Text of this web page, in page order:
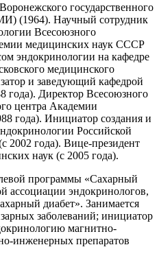
государственного
(1964). Научный сотрудник
Всесоюзного
медицинских наук СССР
эндокринологии на кафедре
медицинского
и заведующий кафедрой
года). Директор Всесоюзного
центра Академии
года). Инициатор создания и
Российской
2002 года). Вице-президент
наук (с 2005 года).
программы «Сахарный
ассоциации эндокринологов,
диабет». Занимается
заболеваний; инициатор
магнитно-
инженерных препаратов